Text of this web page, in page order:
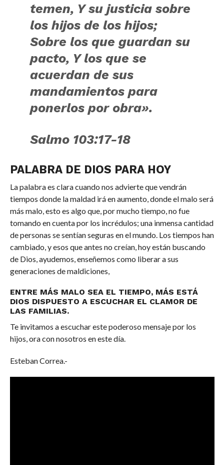
temen, Y su justicia sobre
los hijos de los hijos;
Sobre los que guardan su
pacto, Y los que se
acuerdan de sus
mandamientos para
ponerlos por obra».
Salmo 103:17-18
PALABRA DE DIOS PARA HOY
La palabra es clara cuando nos advierte que vendrán
tiempos donde la maldad irá en aumento, donde el malo será
más malo, esto es algo que, por mucho tiempo, no fue
tomando en cuenta por los incrédulos; una inmensa cantidad
de personas se sentían seguras en el mundo. Los tiempos han
cambiado, y esos que antes no creían, hoy están buscando
de Dios, ayudemos, enseñemos como liberar a sus
generaciones de maldiciones,
ENTRE MÁS MALO SEA EL TIEMPO, MÁS ESTÁ
DIOS DISPUESTO A ESCUCHAR EL CLAMOR DE
LAS FAMILIAS.
Te invitamos a escuchar este poderoso mensaje por los
hijos, ora con nosotros en este día.
Esteban Correa.-